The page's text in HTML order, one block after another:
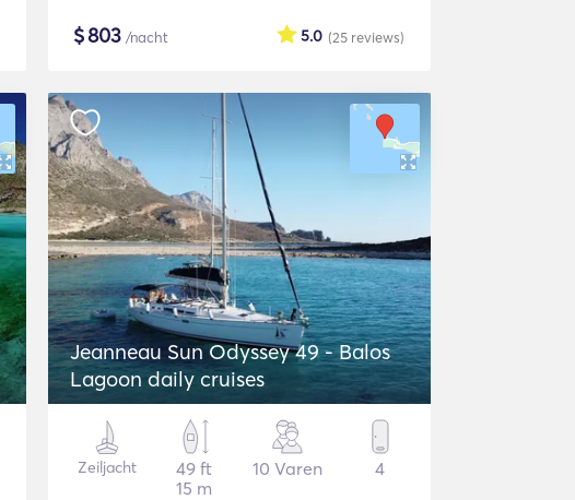
$803 /nacht (25 reviews)
5.0
Jeanneau Sun Odyssey 49 - Balos
Lagoon daily cruises
Zeiljacht
49 ft
15 m
10 Varen 4